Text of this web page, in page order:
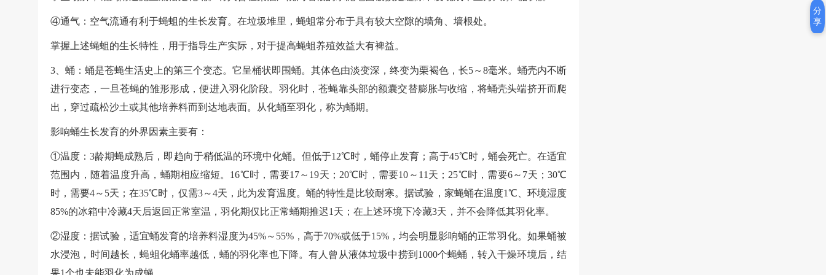
④通气：空气流通有利于蝇蛆的生长发育。在垃圾堆里，蝇蛆常分布于具有较大空隙的墙角、墙根处。
掌握上述蝇蛆的生长特性，用于指导生产实际，对于提高蝇蛆养殖效益大有裨益。
3、蛹：蛹是苍蝇生活史上的第三个变态。它呈桶状即围蛹。其体色由淡变深，终变为栗褐色，长5～8毫米。蛹壳内不断
进行变态，一旦苍蝇的雏形形成，便进入羽化阶段。羽化时，苍蝇靠头部的额囊交替膨胀与收缩，将蛹壳头端挤开而爬
出，穿过疏松沙土或其他培养料而到达地表面。从化蛹至羽化，称为蛹期。
影响蛹生长发育的外界因素主要有：
①温度：3龄期蝇成熟后，即趋向于稍低温的环境中化蛹。但低于12℃时，蛹停止发育；高于45℃时，蛹会死亡。在适宜
范围内，随着温度升高，蛹期相应缩短。16℃时，需要17～19天；20℃时，需要10～11天；25℃时，需要6～7天；30℃
时，需要4～5天；在35℃时，仅需3～4天，此为发育温度。蛹的特性是比较耐寒。据试验，家蝇蛹在温度1℃、环境湿度
85%的冰箱中冷藏4天后返回正常室温，羽化期仅比正常蛹期推迟1天；在上述环境下冷藏3天，并不会降低其羽化率。
②湿度：据试验，适宜蛹发育的培养料湿度为45%～55%，高于70%或低于15%，均会明显影响蛹的正常羽化。如果蛹被
水浸泡，时间越长，蝇蛆化蛹率越低，蛹的羽化率也下降。有人曾从液体垃圾中捞到1000个蝇蛹，转入干燥环境后，结
果1个也未能羽化为成蝇。
分
享